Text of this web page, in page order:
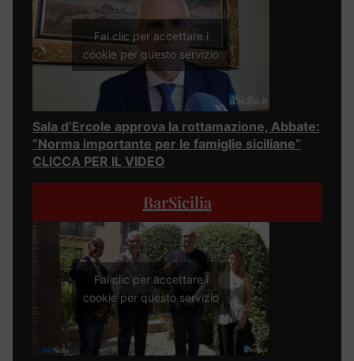
Fai clic per accettare i
cookie per questo servizio
Sala d’Ercole approva la rottamazione, Abbate:
“Norma importante per le famiglie siciliane”
CLICCA PER IL VIDEO
BarSicilia
Fai clic per accettare i
cookie per questo servizio